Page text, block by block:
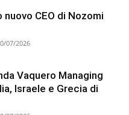
nuovo CEO di Nozomi
07/2026
Vaquero Managing
Israele e Grecia di